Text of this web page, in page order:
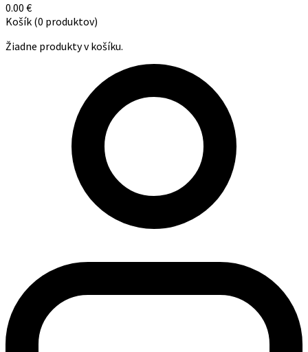
0.00 €
Košík (0 produktov)
Žiadne produkty v košíku.